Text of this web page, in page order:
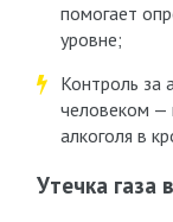
помогает
уровне;
Контроль за
человеком —
алкоголя в
Утечка газа